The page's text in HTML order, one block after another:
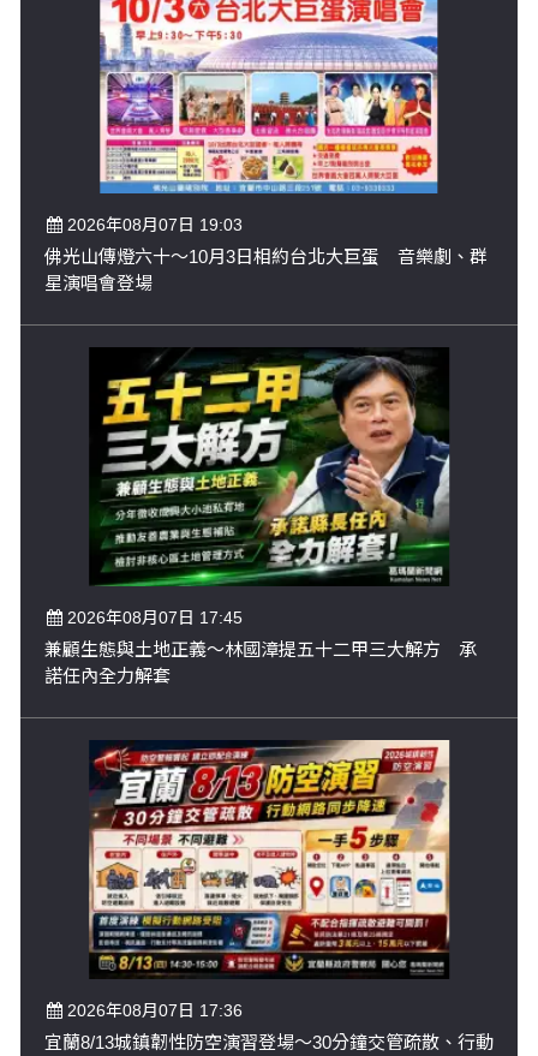
2026年08月07日 19:03
佛光山傳燈六十～10月3日相約台北大巨蛋 音樂劇、群
星演唱會登場
2026年08月07日 17:45
兼顧生態與土地正義～林國漳提五十二甲三大解方 承
諾任內全力解套
2026年08月07日 17:36
宜蘭8/13城鎮韌性防空演習登場～30分鐘交管疏散、行動